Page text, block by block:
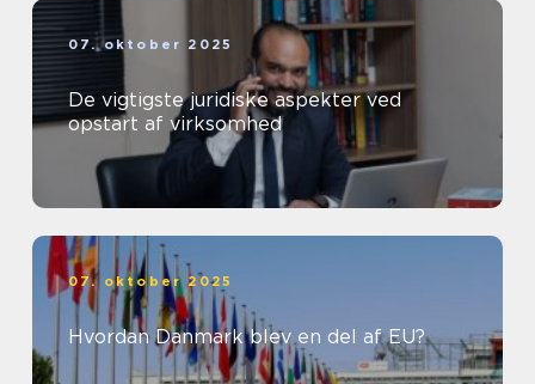
07. oktober 2025
De vigtigste juridiske aspekter ved
opstart af virksomhed
07. oktober 2025
Hvordan Danmark blev en del af EU?